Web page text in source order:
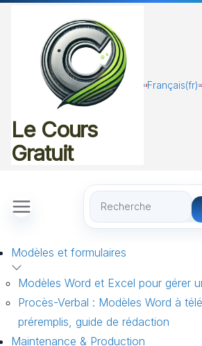
Le Cours
Gratuit
Français(fr)
Modèles et formulaires
Modèles Word et Excel pour gérer
Procès-Verbal : Modèles Word à
préremplis, guide de rédaction
Maintenance & Production